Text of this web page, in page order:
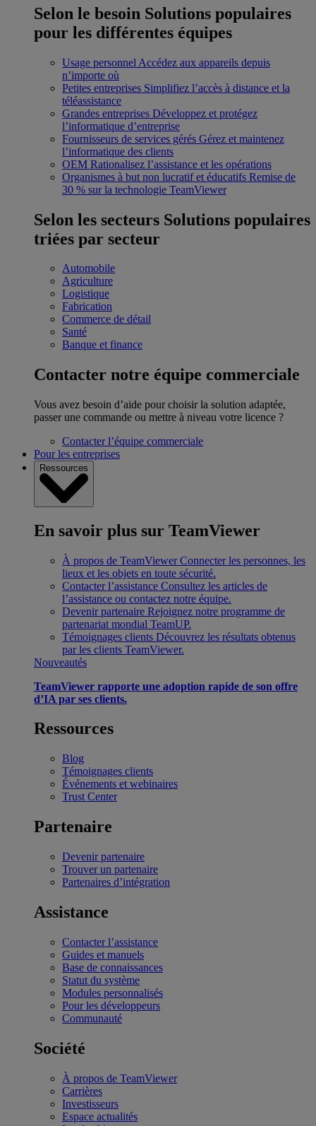
Selon le besoin Solutions populaires
pour les différentes équipes
Usage personnel Accédez aux appareils depuis
n’importe où
Petites entreprises Simplifiez l’accès à distance et la
téléassistance
Grandes entreprises Développez et protégez
l’informatique d’entreprise
Fournisseurs de services gérés Gérez et maintenez
l’informatique des clients
OEM Rationalisez l’assistance et les opérations
Organismes à but non lucratif et éducatifs Remise de
30 % sur la technologie TeamViewer
Selon les secteurs Solutions populaires
triées par secteur
Automobile
Agriculture
Logistique
Fabrication
Commerce de détail
Santé
Banque et finance
Contacter notre équipe commerciale
Vous avez besoin d’aide pour choisir la solution adaptée,
passer une commande ou mettre à niveau votre licence ?
Contacter l’équipe commerciale
Pour les entreprises
Ressources
En savoir plus sur TeamViewer
À propos de TeamViewer Connecter les personnes, les
lieux et les objets en toute sécurité.
Contacter l’assistance Consultez les articles de
l’assistance ou contactez notre équipe.
Devenir partenaire Rejoignez notre programme de
partenariat mondial TeamUP.
Témoignages clients Découvrez les résultats obtenus
par les clients TeamViewer.
Nouveautés
TeamViewer rapporte une adoption rapide de son offre
d’IA par ses clients.
Ressources
Blog
Témoignages clients
Événements et webinaires
Trust Center
Partenaire
Devenir partenaire
Trouver un partenaire
Partenaires d’intégration
Assistance
Contacter l’assistance
Guides et manuels
Base de connaissances
Statut du système
Modules personnalisés
Pour les développeurs
Communauté
Société
À propos de TeamViewer
Carrières
Investisseurs
Espace actualités